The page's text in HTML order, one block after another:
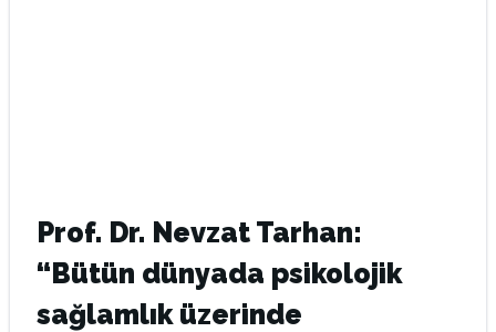
Prof. Dr. Nevzat Tarhan:
“Bütün dünyada psikolojik
sağlamlık üzerinde